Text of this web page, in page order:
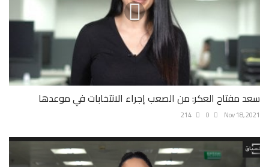
سعد مفتاح العكر: من الصعب إجراء الانتخابات في موعدها
Nov 18, 2021
0
214